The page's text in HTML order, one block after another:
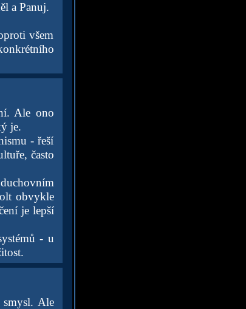
a Panuj.
všem
Ale ono
je.
- řeší
často
obvykle
je lepší
- u
Ale